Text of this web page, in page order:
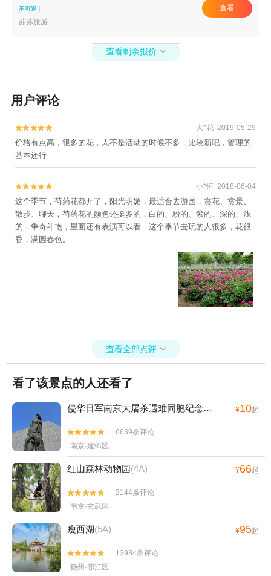
+捺山地质公园+扬州乐园+扬州本地玩乐+扬州
赛马场+扬州东关街历史文化街+瘦西湖游船+扬
+扬州极地海洋世界萌宠乐园+扬州大易温泉汇
+扬州邵伯湖室内滑雪场+润德菲尔庄园+edong
科学公园(钜城华亿广场店)+汪曾祺纪念馆+扬州
世博园+驿心水上乐园+扬州高邮驿心温泉度假村
+teamLab未来游乐园+扬州华侨城梦幻之城+户
外猩球山野度假乐园+中国大运河博物馆+高邮博
物馆+高邮王氏故居+高邮·湖上花海+北湖湿地公
园+泥途渔乐村+宝应动物园+大明寺鉴真东渡禅
茶秀+扬州陈园+扬州安信古化石博物馆+扬州航
空馆+瘦西湖街道+大明寺戒台+扬州大学虹桥专
家楼+PANTURE扬州攀趣探险乐园+扬州非遗珍
宝馆+扬州汉陵苑-天山汉墓(扬州)+勇龙宾馆+隋
不可退
苏苏旅游
查看
查看剩余报价 
用户评论

 大*花 2019-05-29
价格有点高，很多的花，人不是活动的时候不多，比较新吧，管理的
基本还行

 小*恒 2018-06-04
这个季节，芍药花都开了，阳光明媚，最适合去游园，赏花、赏景、
散步、聊天，芍药花的颜色还挺多的，白的、粉的、紫的、深的、浅
的，争奇斗艳，里面还有表演可以看，这个季节去玩的人很多，花很
香，满园春色。
查看全部点评 
看了该景点的人还看了
侵华日军南京大屠杀遇难同胞纪念馆 ¥10起


6639条评论
南京·建邺区
红山森林动物园 (4A) ¥66起


2144条评论
南京·玄武区
瘦西湖(5A) ¥95起


13934条评论
扬州·邗江区